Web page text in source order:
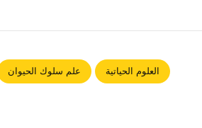
العلوم الحياتية علم سلوك الحيوان